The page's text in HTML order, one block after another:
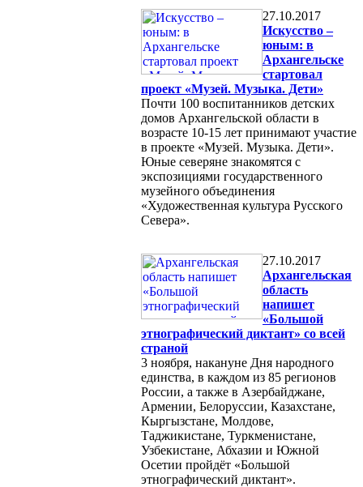
27.10.2017
Искусство –
юным: в
Архангельске
стартовал
проект «Музей. Музыка. Дети»
Почти 100 воспитанников детских
домов Архангельской области в
возрасте 10-15 лет принимают участие
в проекте «Музей. Музыка. Дети».
Юные северяне знакомятся с
экспозициями государственного
музейного объединения
«Художественная культура Русского
Севера».
27.10.2017
Архангельская
область
напишет
«Большой
этнографический диктант» со всей
страной
3 ноября, накануне Дня народного
единства, в каждом из 85 регионов
России, а также в Азербайджане,
Армении, Белоруссии, Казахстане,
Кыргызстане, Молдове,
Таджикистане, Туркменистане,
Узбекистане, Абхазии и Южной
Осетии пройдёт «Большой
этнографический диктант».